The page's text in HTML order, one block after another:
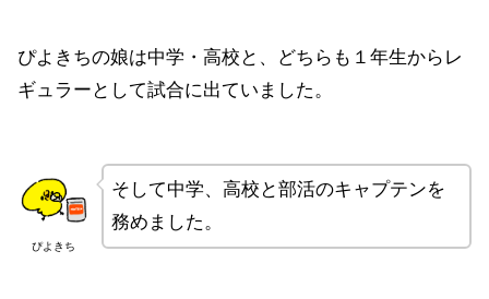
ぴよきちの娘は中学・高校と、どちらも１年生からレ
ギュラーとして試合に出ていました。
ぴよきち
そして中学、高校と部活のキャプテンを
務めました。